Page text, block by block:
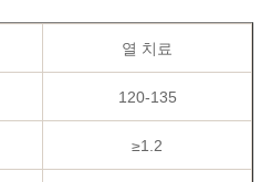
열 치료
120-135
≥1.2